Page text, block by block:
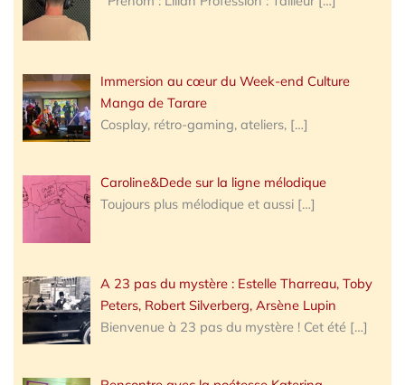
Immersion au cœur du Week-end Culture
Manga de Tarare
Cosplay, rétro-gaming, ateliers, […]
Caroline&Dede sur la ligne mélodique
Toujours plus mélodique et aussi […]
A 23 pas du mystère : Estelle Tharreau, Toby
Peters, Robert Silverberg, Arsène Lupin
Bienvenue à 23 pas du mystère ! Cet été […]